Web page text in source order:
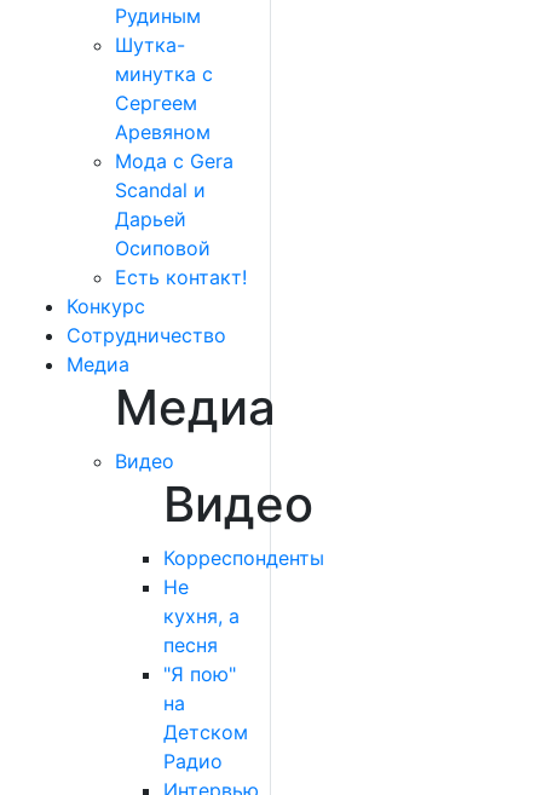
Рудиным
Шутка-
минутка с
Сергеем
Аревяном
Мода с Gera
Scandal и
Дарьей
Осиповой
Есть контакт!
Конкурс
Сотрудничество
Медиа
Медиа
Видео
Видео
Корреспонденты
Не
кухня, а
песня
"Я пою"
на
Детском
Радио
Интервью